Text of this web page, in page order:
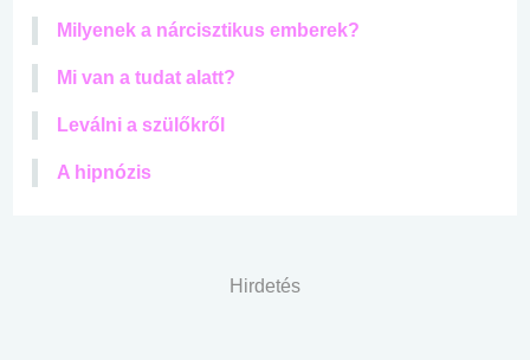
Milyenek a nárcisztikus emberek?
Mi van a tudat alatt?
Leválni a szülőkről
A hipnózis
Hirdetés